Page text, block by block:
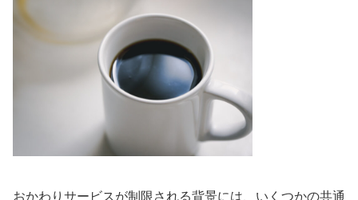
おかわりサービスが制限される背景には、いくつかの共通